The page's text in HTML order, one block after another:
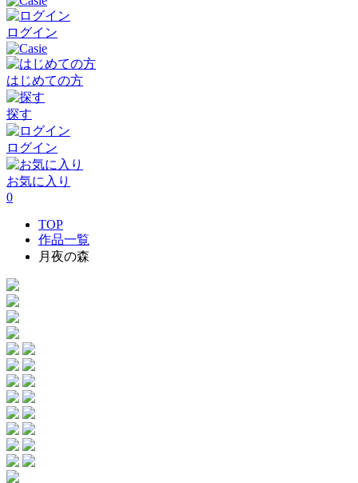
ログイン
はじめての方
探す
ログイン
お気に入り
0
TOP
作品一覧
月夜の森